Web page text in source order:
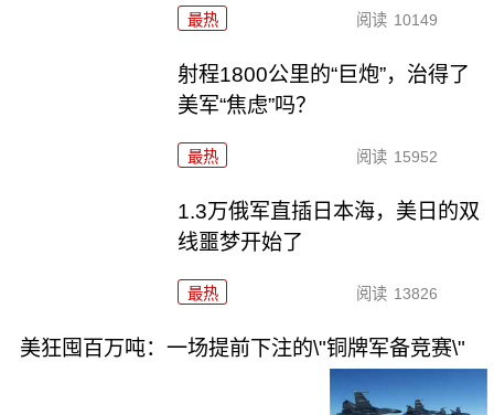
最热 阅读 10149
射程1800公里的“巨炮”，治得了
美军“焦虑”吗？
最热 阅读 15952
1.3万俄军直插日本海，美日的双
线噩梦开始了
最热 阅读 13826
美狂囤百万吨：一场提前下注的\"铜牌军备竞赛\"